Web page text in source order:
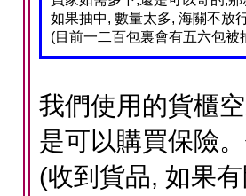
如果抽中, 數量太多, 海關不放
(目前一二百包裏會有五六包被
我們使用的貨櫃
是可以購買保險
(收到貨品, 如果